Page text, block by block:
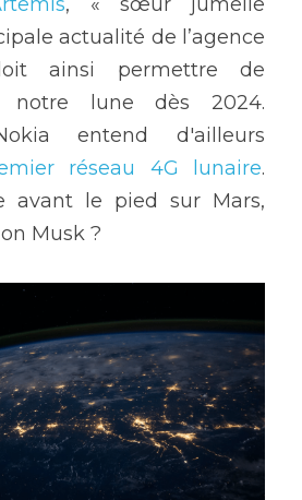
actualité de l’agence
ainsi permettre de
notre lune dès 2024.
entend d'ailleurs
réseau 4G lunaire.
avant le pied sur Mars,
Musk ?